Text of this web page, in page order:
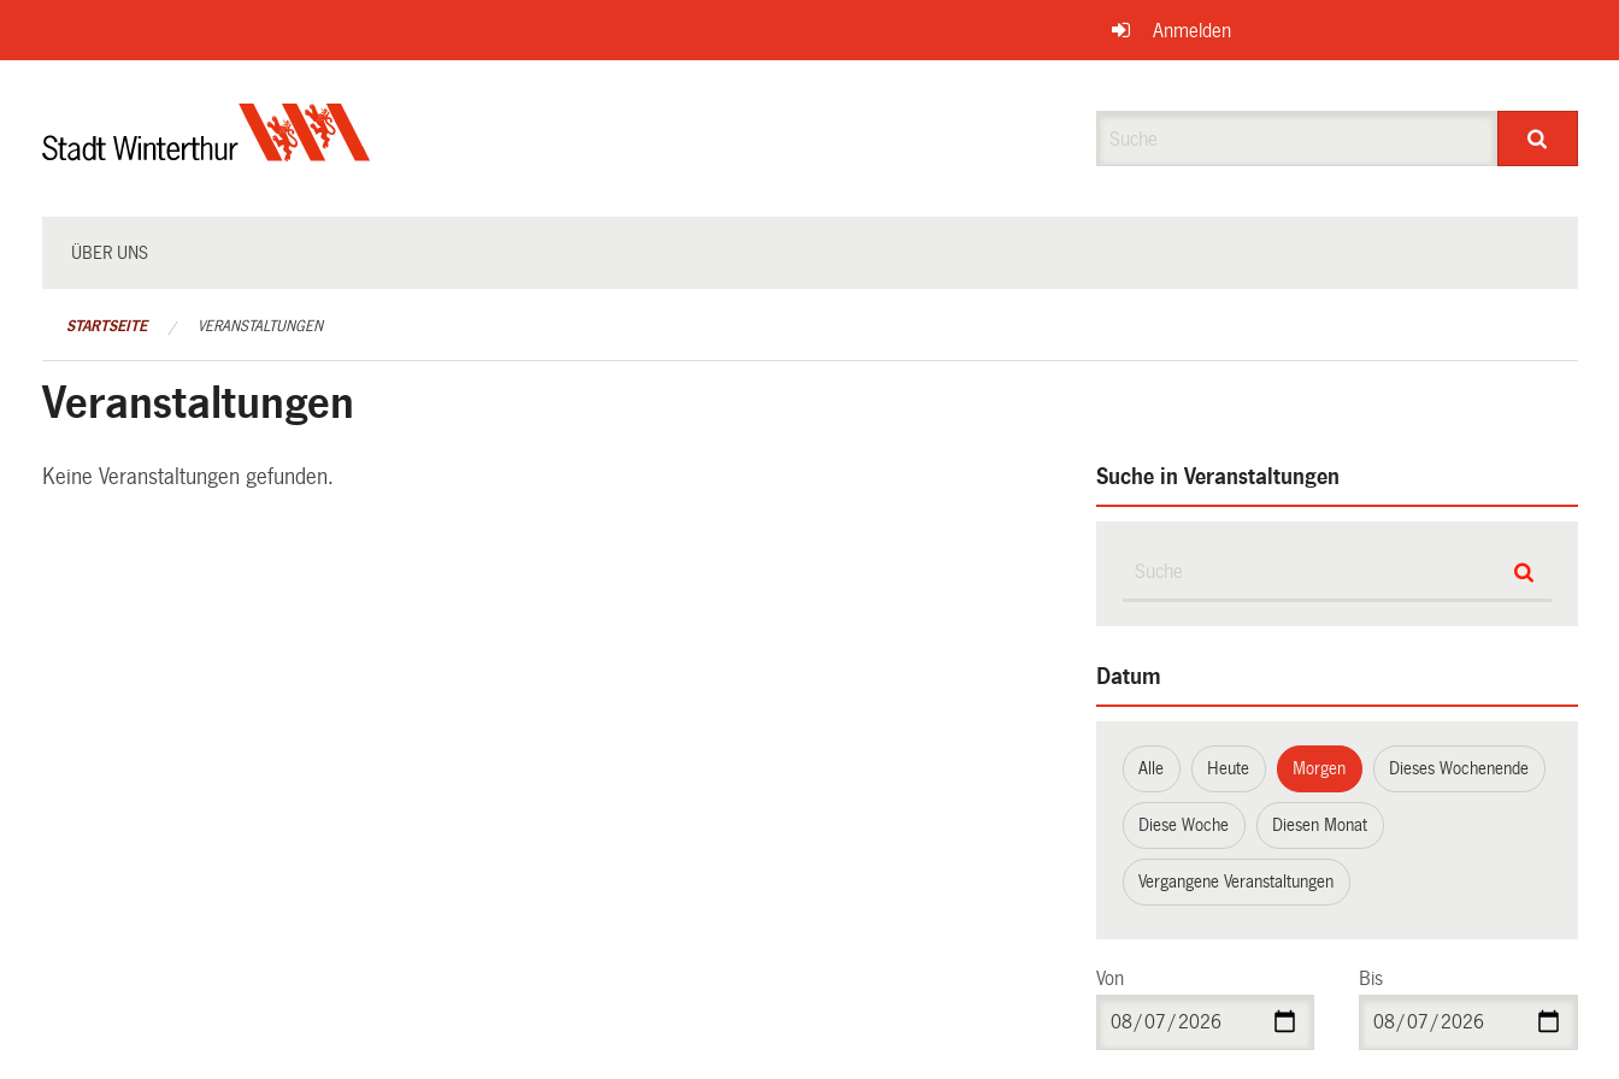
überspringen
Anmelden
ÜBER UNS
STARTSEITE VERANSTALTUNGEN
Veranstaltungen
Keine Veranstaltungen gefunden. Suche in Veranstaltungen
Datum
Alle Heute Morgen Dieses Wochenende
Diese Woche Diesen Monat
Vergangene Veranstaltungen
Von Bis